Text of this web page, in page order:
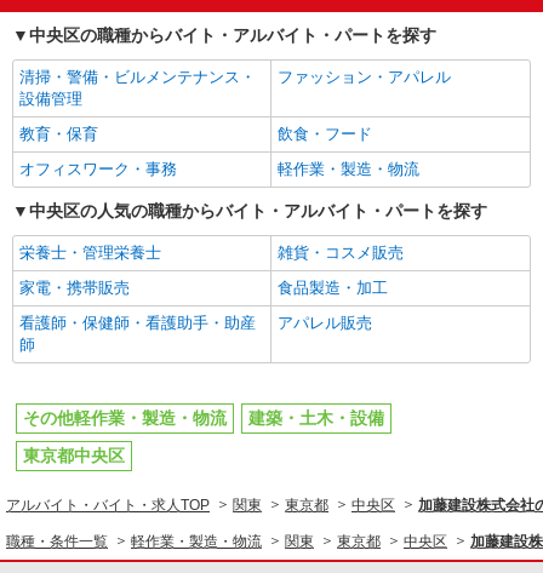
中央区の職種からバイト・アルバイト・パートを探す
清掃・警備・ビルメンテナンス・
設備管理
ファッション・アパレル
教育・保育
飲食・フード
オフィスワーク・事務
軽作業・製造・物流
中央区の人気の職種からバイト・アルバイト・パートを探す
栄養士・管理栄養士
雑貨・コスメ販売
家電・携帯販売
食品製造・加工
看護師・保健師・看護助手・助産
師
アパレル販売
その他軽作業・製造・物流
建築・土木・設備
東京都中央区
アルバイト・バイト・求人TOP 関東 東京都 中央区 加藤建設株式会社
職種・条件一覧 軽作業・製造・物流 関東 東京都 中央区 加藤建設